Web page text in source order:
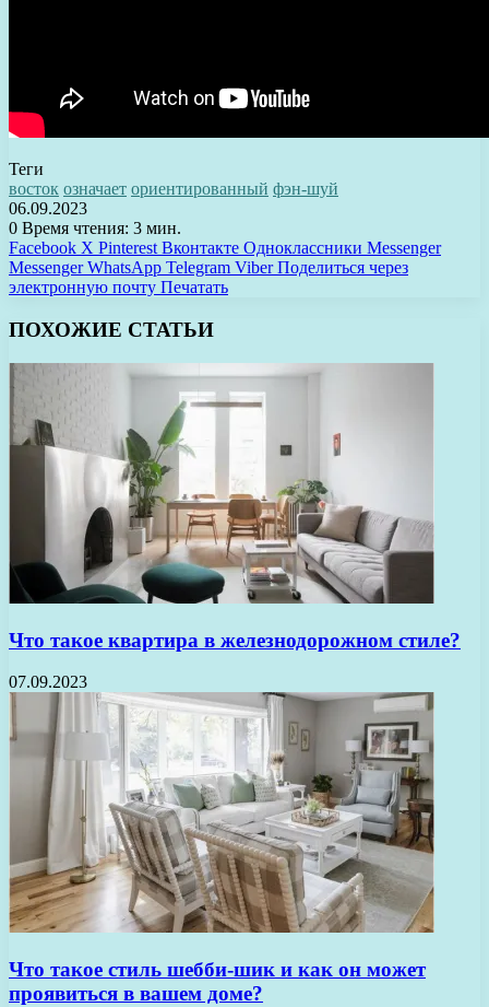
Теги
восток означает ориентированный фэн-шуй
06.09.2023
0 Время чтения: 3 мин.
Facebook X Pinterest Вконтакте Одноклассники Messenger
Messenger WhatsApp Telegram Viber Поделиться через
электронную почту Печатать
ПОХОЖИЕ СТАТЬИ
Что такое квартира в железнодорожном стиле?
07.09.2023
Что такое стиль шебби-шик и как он может
проявиться в вашем доме?